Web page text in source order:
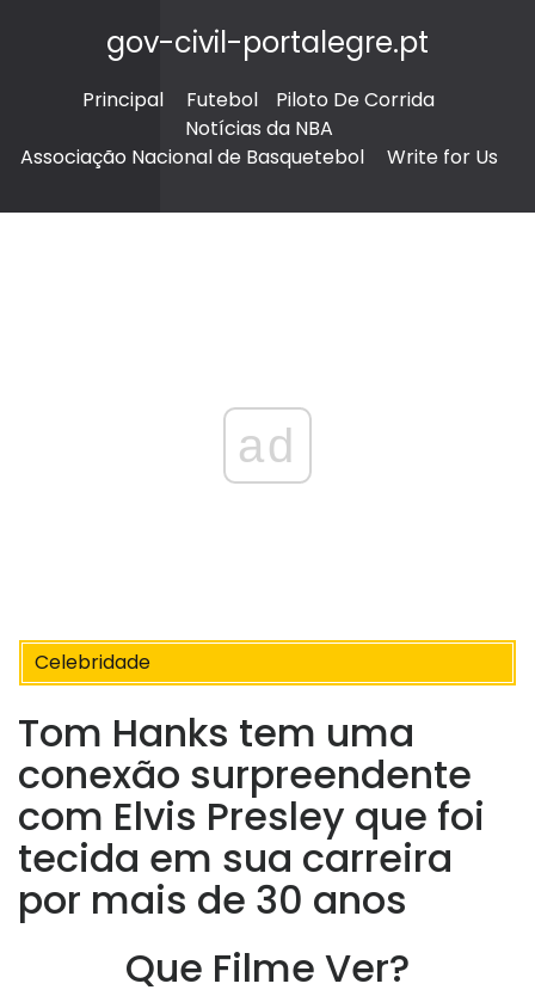
gov-civil-portalegre.pt
Principal Futebol
Piloto De Corrida
Notícias da NBA
Associação Nacional de Basquetebol
Write for Us
ad
Celebridade
Tom Hanks tem uma
conexão surpreendente
com Elvis Presley que foi
tecida em sua carreira
por mais de 30 anos
Que Filme Ver?